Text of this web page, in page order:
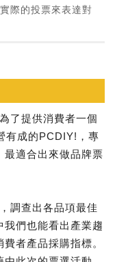
際的投票來表達對
了提供消費者一個
有成的PCDIY!，專
最適合出來做品牌票
調查出各品項最佳
們也能看出產業趨
者產品採購指標。